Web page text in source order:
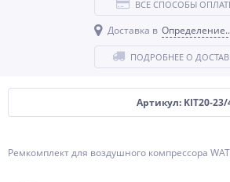
Артикул: KIT20-23/
Ремкомплект для воздушного компрессора
ВСЕ СПОСОБЫ
Доставка в
ПОДРОБНЕЕ О